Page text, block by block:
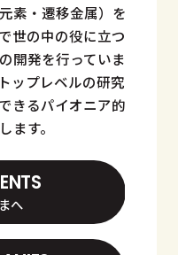
素・遷移金属）を
世の中の役に立つ
開発を行っていま
ップレベルの研究
きるパイオニア的
ます。
へ